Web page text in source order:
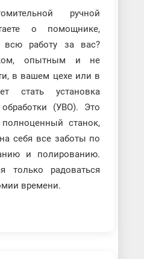
ручной
о помощнике,
всю работу за вас?
опытным и не
в вашем цехе или в
стать установка
обработки (УВО). Это
станок,
себя все заботы по
и полированию.
только радоваться
времени.